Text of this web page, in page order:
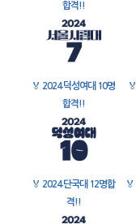
합격!!
🏅 2024 덕성여대 10명
합격!!
🏅
🏅 2024 단국대 12명합
격!!
🏅